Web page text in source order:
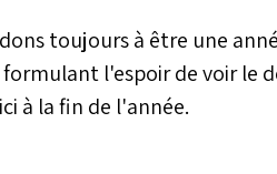
toujours à être une
l'espoir de voir le
à la fin de l'année.